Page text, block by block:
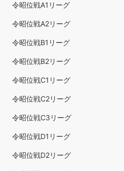
令昭位戦A1リーグ
令昭位戦A2リーグ
令昭位戦B1リーグ
令昭位戦B2リーグ
令昭位戦C1リーグ
令昭位戦C2リーグ
令昭位戦C3リーグ
令昭位戦D1リーグ
令昭位戦D2リーグ